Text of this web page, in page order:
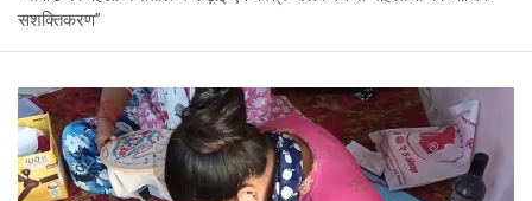
सशक्तिकरण”